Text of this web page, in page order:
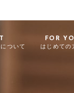
ついて
FOR
はじめての